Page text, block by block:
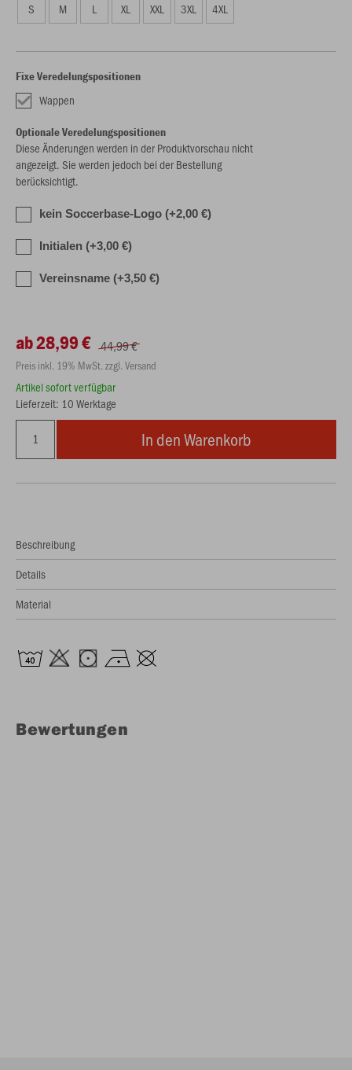
S M L XL XXL 3XL 4XL
Fixe Veredelungspositionen
Wappen
Optionale Veredelungspositionen
Diese Änderungen werden in der Produktvorschau nicht
angezeigt. Sie werden jedoch bei der Bestellung
berücksichtigt.
kein Soccerbase-Logo (+2,00 €)
Initialen (+3,00 €)
Vereinsname (+3,50 €)
ab 28,99 € 44,99 €
Preis inkl. 19% MwSt. zzgl. Versand
Artikel sofort verfügbar
Lieferzeit: 10 Werktage
In den Warenkorb
Beschreibung
Details
Material
Bewertungen